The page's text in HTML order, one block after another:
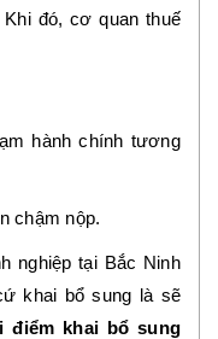
Khi đó, cơ quan thuế
hành chính tương
chậm nộp.
nghiệp tại Bắc Ninh
khai bổ sung là sẽ
điểm khai bổ sung